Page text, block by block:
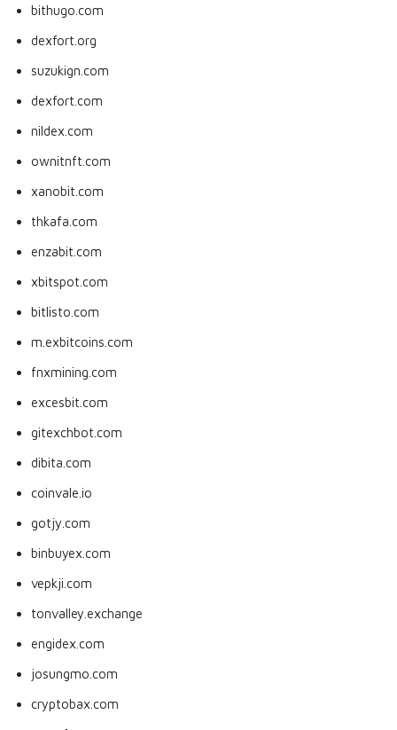
bithugo.com
dexfort.org
suzukign.com
dexfort.com
nildex.com
ownitnft.com
xanobit.com
thkafa.com
enzabit.com
xbitspot.com
bitlisto.com
m.exbitcoins.com
fnxmining.com
excesbit.com
gitexchbot.com
dibita.com
coinvale.io
gotjy.com
binbuyex.com
vepkji.com
tonvalley.exchange
engidex.com
josungmo.com
cryptobax.com